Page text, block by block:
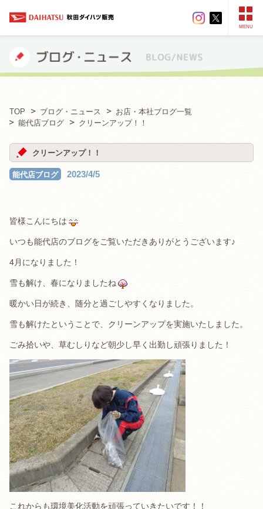
MENU
TOP ブログ・ニュース
お店・本社ブログ一覧
能代店ブログ
クリーンアップ！！
クリーンアップ！！
能代店ブログ 2023/4/5
皆様こんにちは
いつも能代店のブログをご覧いただきありがとうございます♪
4月になりました！
雪も解け、春になりましたね
暖かい日が続き、随分と過ごしやすくなりました。
雪も解けたということで、クリーンアップを実施いたしました。
ごみ拾いや、草むしりなど朝少し早く出勤し頑張りました！
これからも環境美化活動を頑張っていきたいです！！